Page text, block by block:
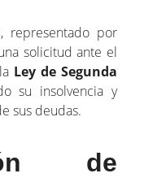
representado por
solicitud ante el
Ley de Segunda
su insolvencia y
sus deudas.
de